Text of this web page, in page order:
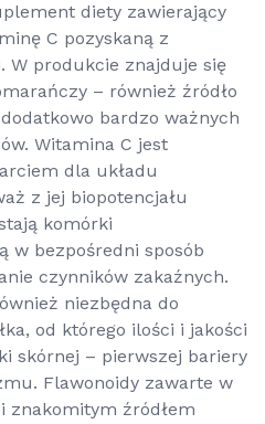
diety zawierający
C pozyskaną z
W produkcie znajduje się
– również źródło
bardzo ważnych
Witamina C jest
dla układu
z jej biopotencjału
komórki
w bezpośredni sposób
czynników zakaźnych.
niezbędna do
od którego ilości i jakości
skórnej – pierwszej bariery
Flawonoidy zawarte w
znakomitym źródłem